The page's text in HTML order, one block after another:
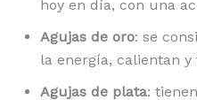
hoy en día, con una
Agujas de oro: se
la energía, calientan y
Agujas de plata: